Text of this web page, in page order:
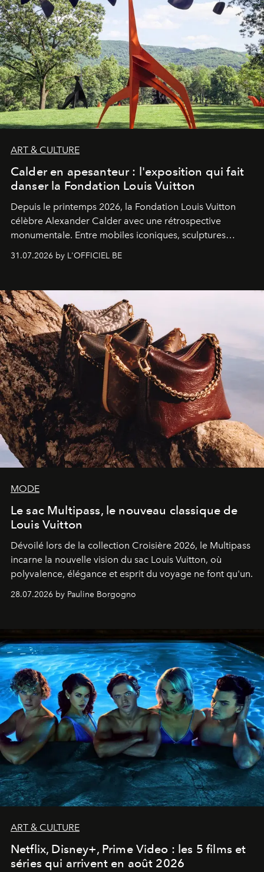
ART & CULTURE
Calder en apesanteur : l'exposition qui fait
danser la Fondation Louis Vuitton
Depuis le printemps 2026, la Fondation Louis Vuitton
célèbre Alexander Calder avec une rétrospective
monumentale. Entre mobiles iconiques, sculptures
américain investit les espaces imaginés par Frank Gehry
sculpture.
31.07.2026 by L'OFFICIEL BE
MODE
Le sac Multipass, le nouveau classique de
Louis Vuitton
Dévoilé lors de la collection Croisière 2026, le Multipass
incarne la nouvelle vision du sac Louis Vuitton, où
polyvalence, élégance et esprit du voyage ne font qu'un.
28.07.2026 by Pauline Borgogno
ART & CULTURE
Netflix, Disney+, Prime Video : les 5 films et
séries qui arrivent en août 2026